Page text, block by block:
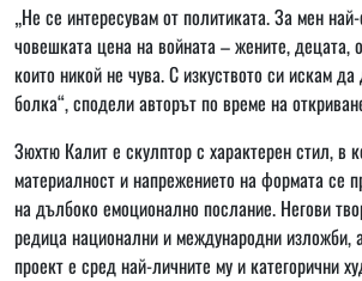
„Не се интересувам от политиката. За мен
човешката цена на войната – жените, децата,
които никой не чува. С изкуството си искам
болка“, сподели авторът по време на
Зюхтю Калит е скулптор с характерен стил, в
материалност и напрежението на формата се
на дълбоко емоционално послание. Негови
редица национални и международни изложби,
проект е сред най-личните му и категорични